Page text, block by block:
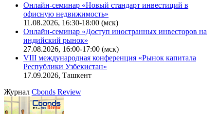
Онлайн-семинар «Новый стандарт инвестиций в
офисную недвижимость»
11.08.2026, 16:30-18:00 (мск)
Онлайн-семинар «Доступ иностранных инвесторов на
индийский рынок»
27.08.2026, 16:00-17:00 (мск)
VIII международная конференция «Рынок капитала
Республики Узбекистан»
17.09.2026, Ташкент
Журнал Cbonds Review